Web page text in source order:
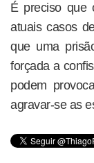
É preciso que
atuais casos
que uma
forçada a
podem
agravar-se as